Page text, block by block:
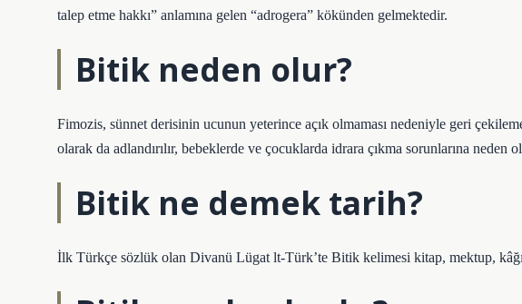
talep etme hakkı” anlamına gelen “adrogera” kökünden gelmektedir.
Bitik neden olur?
Fimozis, sünnet derisinin ucunun yeterince açık olmaması nedeniyle geri
olarak da adlandırılır, bebeklerde ve çocuklarda idrara çıkma sorunlarına
Bitik ne demek tarih?
İlk Türkçe sözlük olan Divanü Lügat lt-Türk’te Bitik kelimesi kitap, mektup,